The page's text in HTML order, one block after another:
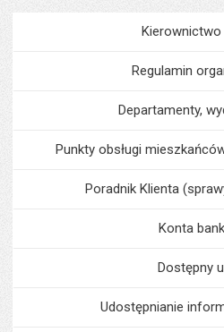
Kierownictwo
Regulamin
Departamenty,
Punkty obsługi
Poradnik Klienta
Konta
Dostępny
Udostępnianie